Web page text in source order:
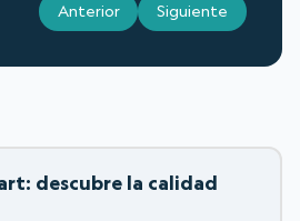
Anterior Siguiente
descubre la calidad